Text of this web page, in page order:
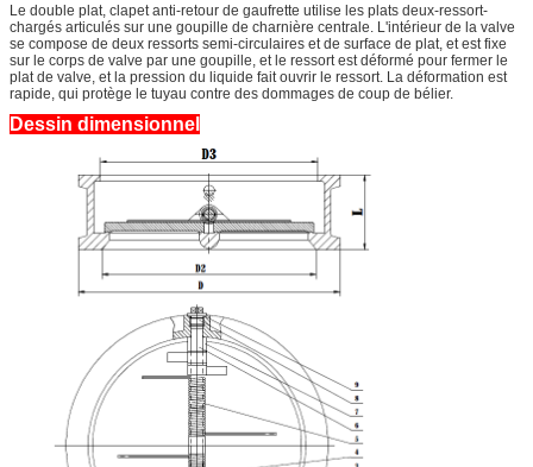
Le double plat, clapet anti-retour de gaufrette utilise les plats deux-ressort-
chargés articulés sur une goupille de charnière centrale. L'intérieur de la valve
se compose de deux ressorts semi-circulaires et de surface de plat, et est fixe
sur le corps de valve par une goupille, et le ressort est déformé pour fermer le
plat de valve, et la pression du liquide fait ouvrir le ressort. La déformation est
rapide, qui protège le tuyau contre des dommages de coup de bélier.
Dessin dimensionnel